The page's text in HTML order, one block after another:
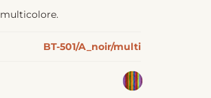
BT-501/A_noir/multi